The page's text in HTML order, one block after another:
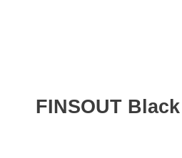
FINSOUT Black